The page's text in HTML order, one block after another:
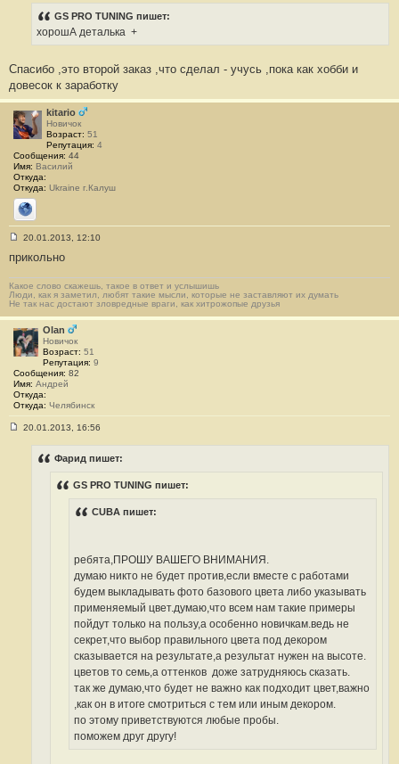
и
#
6
4
4
GS PRO TUNING пишет:
хорошА деталька +
Спасибо ,это второй заказ ,что сделал - учусь ,пока как хобби и
довесок к заработку
kitario
Новичок
Возраст: 51
Репутация: 4
Сообщения: 44
Имя: Василий
Откуда:
Откуда: Ukraine г.Калуш
Сайт
о
б
щ
е
н
и
е
#
6
5
20.01.2013, 12:10
прикольно
Какое слово скажешь, такое в ответ и услышишь
Люди, как я заметил, любят такие мысли, которые не заставляют их думать
Не так нас достают зловредные враги, как хитрожопые друзья
Olan
Новичок
Возраст: 51
Репутация: 9
Сообщения: 82
Имя: Андрей
Откуда:
Откуда: Челябинск
20.01.2013, 16:56
Фарид пишет:
GS PRO TUNING пишет:
CUBA пишет:
ребята,ПРОШУ ВАШЕГО ВНИМАНИЯ.
думаю никто не будет против,если вместе с работами
будем выкладывать фото базового цвета либо указывать
применяемый цвет.думаю,что всем нам такие примеры
пойдут только на пользу,а особенно новичкам.ведь не
секрет,что выбор правильного цвета под декором
сказывается на результате,а результат нужен на высоте.
цветов то семь,а оттенков доже затрудняюсь сказать.
так же думаю,что будет не важно как подходит цвет,важно
,как он в итоге смотриться с тем или иным декором.
по этому приветствуются любые пробы.
поможем друг другу!